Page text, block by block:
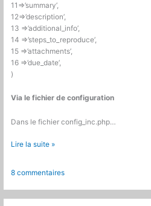
11=>’summary’,
12=>’description’,
13 =>’additional_info’,
14 =>’steps_to_reproduce’,
15 =>’attachments’,
16 =>’due_date’,
)
Via le fichier de configuration
Dans le fichier config_inc.php…
Mantis
Personnaliser
la
page
Lire la suite »
8 commentaires